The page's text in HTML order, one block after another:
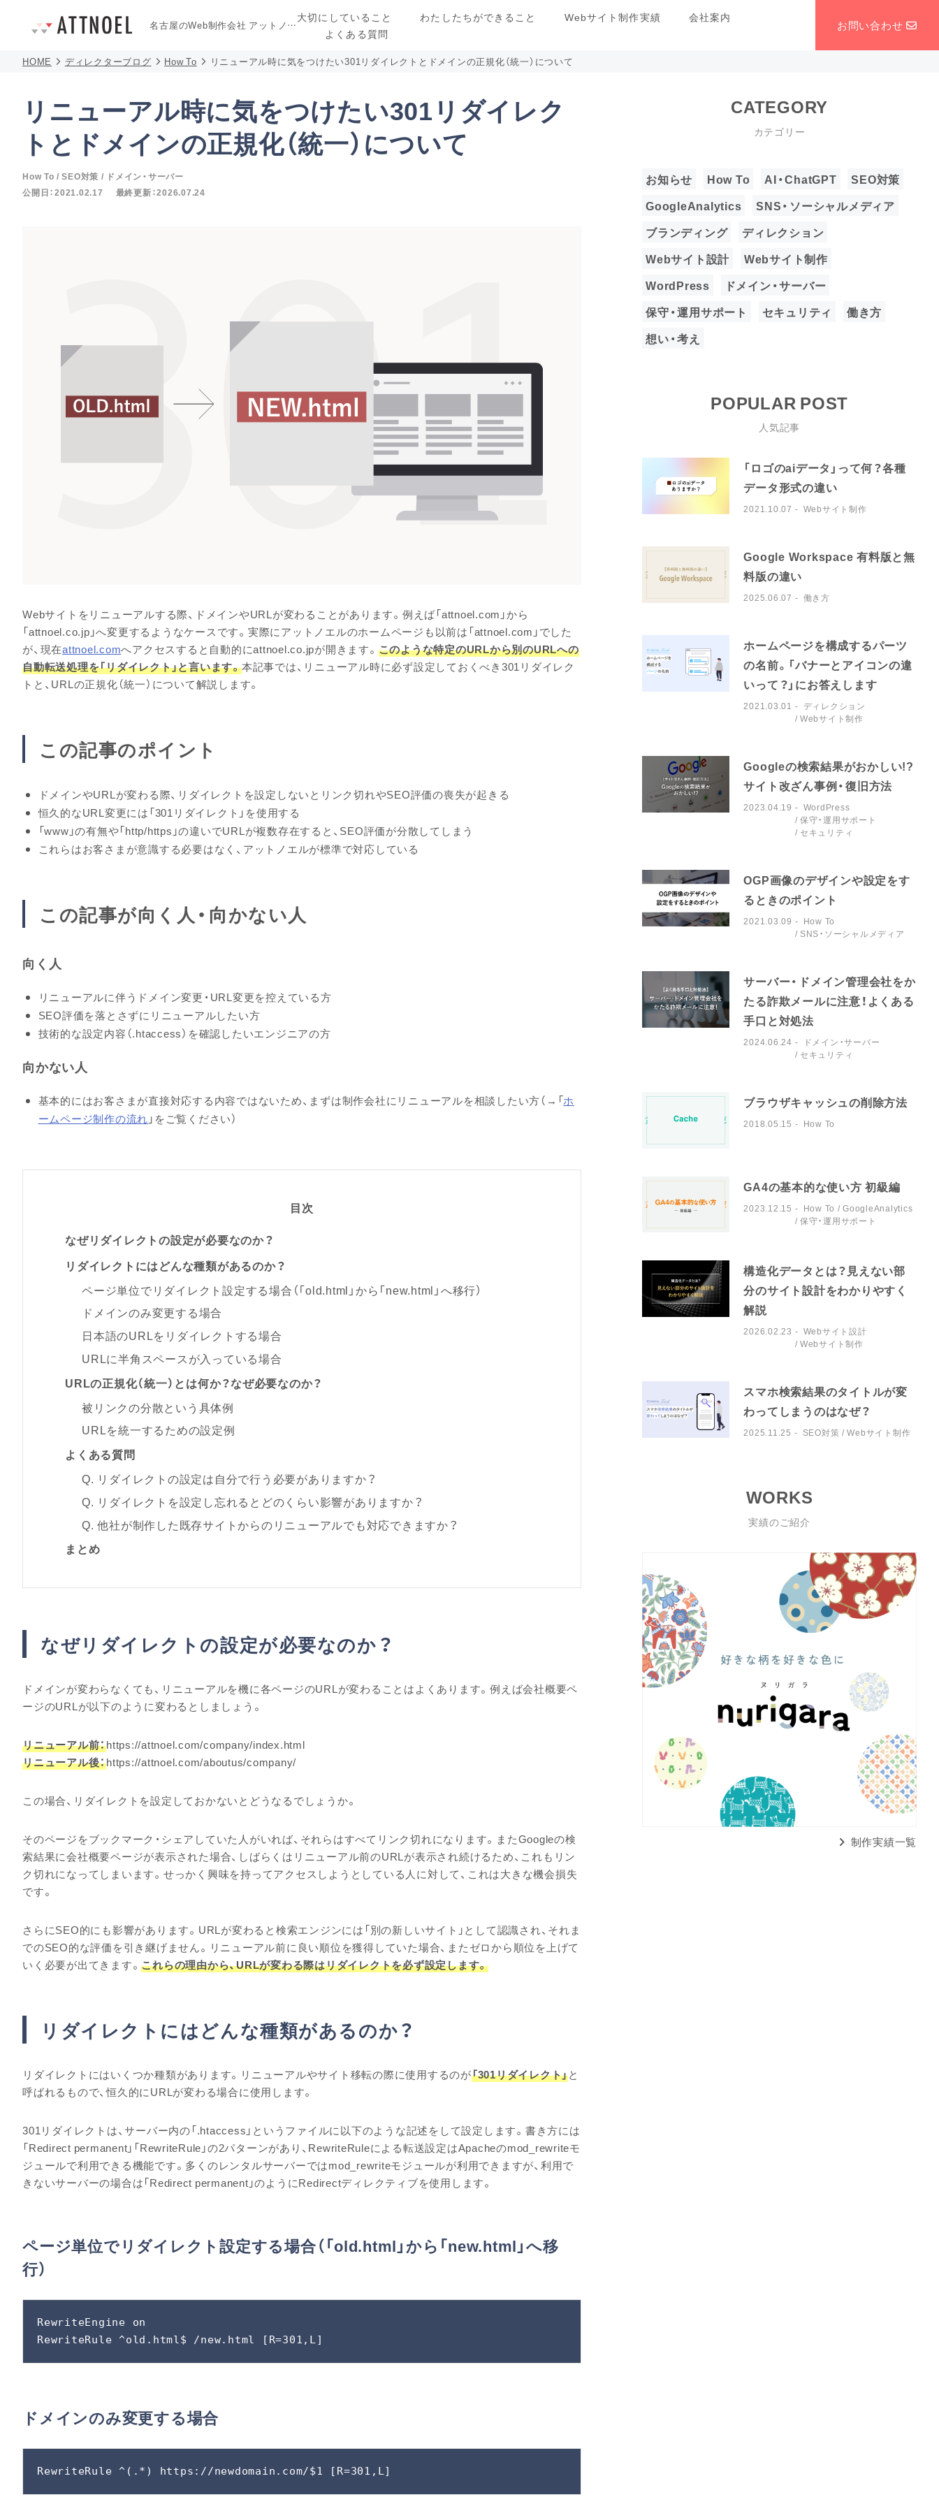
名古屋のWeb制作会社 アットノエル
大切にしていること わたしたちができること Webサイト制作実績
会社案内
よくある質問
お問い合わせ
HOME ディレクターブログ How To リニューアル時に気をつけたい301リダイレクトとドメインの正規化（統一）について
リニューアル時に気をつけたい301リダイレク
トとドメインの正規化（統一）について
How To SEO対策
ドメイン・サーバー
公開日：2021.02.17 最終更新：2026.07.24
Webサイトをリニューアルする際、ドメインやURLが変わることがあります。例えば「attnoel.com」から
「attnoel.co.jp」へ変更するようなケースです。実際にアットノエルのホームページも以前は「attnoel.com」でした
が、現在attnoel.comへアクセスすると自動的にattnoel.co.jpが開きます。 このような特定のURLから別のURLへの
自動転送処理を「リダイレクト」と言います。本記事では、リニューアル時に必ず設定しておくべき301リダイレク
トと、URLの正規化（統一）について解説します。
この記事のポイント
ドメインやURLが変わる際、リダイレクトを設定しないとリンク切れやSEO評価の喪失が起きる
恒久的なURL変更には「301リダイレクト」を使用する
「www」の有無や「http/https」の違いでURLが複数存在すると、SEO評価が分散してしまう
これらはお客さまが意識する必要はなく、アットノエルが標準で対応している
この記事が向く人・向かない人
向く人
リニューアルに伴うドメイン変更・URL変更を控えている方
SEO評価を落とさずにリニューアルしたい方
技術的な設定内容（.htaccess）を確認したいエンジニアの方
向かない人
基本的にはお客さまが直接対応する内容ではないため、まずは制作会社にリニューアルを相談したい方（→「ホ
ームページ制作の流れ 」をご覧ください）
目次
なぜリダイレクトの設定が必要なのか？
リダイレクトにはどんな種類があるのか？
ページ単位でリダイレクト設定する場合（「old.html」から「new.html」へ移行）
ドメインのみ変更する場合
日本語のURLをリダイレクトする場合
URLに半角スペースが入っている場合
URLの正規化（統一）とは何か？なぜ必要なのか？
被リンクの分散という具体例
URLを統一するための設定例
よくある質問
Q. リダイレクトの設定は自分で行う必要がありますか？
Q. リダイレクトを設定し忘れるとどのくらい影響がありますか？
Q. 他社が制作した既存サイトからのリニューアルでも対応できますか？
まとめ
なぜリダイレクトの設定が必要なのか？
ドメインが変わらなくても、リニューアルを機に各ページのURLが変わることはよくあります。例えば会社概要ペ
ージのURLが以下のように変わるとしましょう。
リニューアル前：https://attnoel.com/company/index.html
リニューアル後：https://attnoel.com/aboutus/company/
この場合、リダイレクトを設定しておかないとどうなるでしょうか。
そのページをブックマーク・シェアしていた人がいれば、それらはすべてリンク切れになります。またGoogleの検
索結果に会社概要ページが表示された場合、しばらくはリニューアル前のURLが表示され続けるため、これもリン
ク切れになってしまいます。せっかく興味を持ってアクセスしようとしている人に対して、これは大きな機会損失
です。
さらにSEO的にも影響があります。URLが変わると検索エンジンには「別の新しいサイト」として認識され、それま
でのSEO的な評価を引き継げません。リニューアル前に良い順位を獲得していた場合、またゼロから順位を上げて
いく必要が出てきます。これらの理由から、URLが変わる際はリダイレクトを必ず設定します。
リダイレクトにはどんな種類があるのか？
リダイレクトにはいくつか種類があります。リニューアルやサイト移転の際に使用するのが「301リダイレクト」と
呼ばれるもので、恒久的にURLが変わる場合に使用します。
301リダイレクトは、サーバー内の「.htaccess」というファイルに以下のような記述をして設定します。書き方には
「Redirect permanent」「RewriteRule」の2パターンがあり、RewriteRuleによる転送設定はApacheのmod_rewriteモ
ジュールで利用できる機能です。多くのレンタルサーバーではmod_rewriteモジュールが利用できますが、利用で
きないサーバーの場合は「Redirect permanent」のようにRedirectディレクティブを使用します。
ページ単位でリダイレクト設定する場合（「old.html」から「new.html」へ移
行）
RewriteEngine on
RewriteRule ^old.html$ /new.html [R=301,L]
ドメインのみ変更する場合
RewriteRule ^(.*) https://newdomain.com/$1 [R=301,L]
CATEGORY
カテゴリー
お知らせ How To AI・ChatGPT
SEO対策
GoogleAnalytics
SNS・ソーシャルメディア
ブランディング
ディレクション
Webサイト設計
Webサイト制作
WordPress
ドメイン・サーバー
保守・運用サポート
セキュリティ
働き方
想い・考え
POPULAR POST
人気記事
「ロゴのaiデータ」って何？各種
データ形式の違い
2021.10.07 Webサイト制作
Google Workspace 有料版と無
料版の違い
2025.06.07 働き方
ホームページを構成するパーツ
の名前。「バナーとアイコンの違
いって？」にお答えします
2021.03.01
ディレクション
Webサイト制作
Googleの検索結果がおかしい!?
サイト改ざん事例・復旧方法
2023.04.19
WordPress
保守・運用サポート
セキュリティ
OGP画像のデザインや設定をす
るときのポイント
2021.03.09
How To
SNS・ソーシャルメディア
サーバー・ドメイン管理会社をか
たる詐欺メールに注意！よくある
手口と対処法
2024.06.24
ドメイン・サーバー
セキュリティ
ブラウザキャッシュの削除方法
2018.05.15 How To
GA4の基本的な使い方 初級編
2023.12.15 How To
GoogleAnalytics
保守・運用サポート
構造化データとは？見えない部
分のサイト設計をわかりやすく
解説
2026.02.23
Webサイト設計
Webサイト制作
スマホ検索結果のタイトルが変
わってしまうのはなぜ？
2025.11.25 SEO対策 Webサイト制作
WORKS
実績のご紹介
制作実績一覧